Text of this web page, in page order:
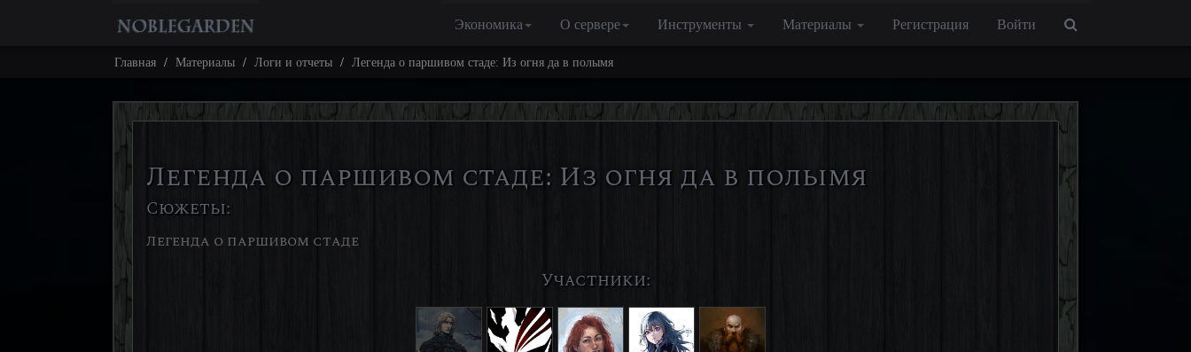
Экономика О сервере Инструменты Материалы Регистрация Войти
Главная Материалы Логи и отчеты Легенда о паршивом стаде: Из огня да в полымя
Легенда о паршивом стаде: Из огня да в полымя
Сюжеты:
Легенда о паршивом стаде
Участники: